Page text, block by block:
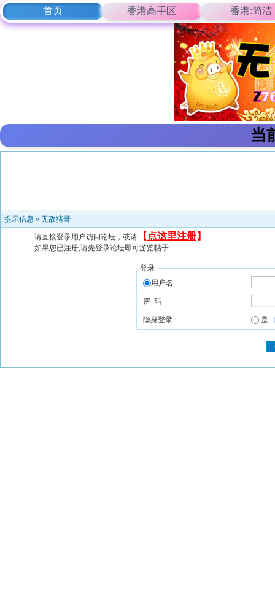
首页 香港高手区 香港:简洁
当
提示信息 » 无敌猪哥
请直接登录用户访问论坛，或请 【 点这里注册】
如果您已注册,请先登录论坛即可游览帖子
登录
用户名
密 码
隐身登录 是